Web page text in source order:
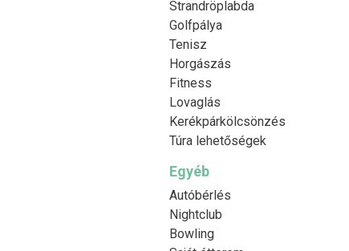
Strandröplabda
Golfpálya
Tenisz
Horgászás
Fitness
Lovaglás
Kerékpárkölcsönzés
Túra lehetőségek
Egyéb
Autóbérlés
Nightclub
Bowling